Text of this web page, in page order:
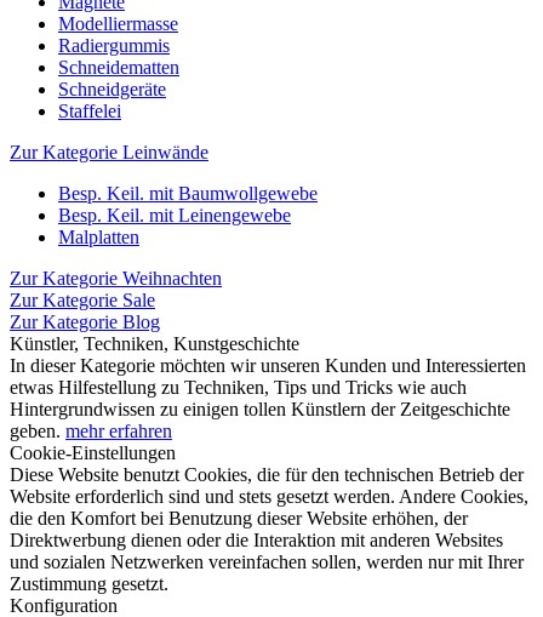
Modelliermasse
Radiergummis
Schneidematten
Schneidgeräte
Staffelei
Zur Kategorie Leinwände
Besp. Keil. mit Baumwollgewebe
Besp. Keil. mit Leinengewebe
Malplatten
Zur Kategorie Weihnachten
Zur Kategorie Sale
Zur Kategorie Blog
Künstler, Techniken, Kunstgeschichte
In dieser Kategorie möchten wir unseren Kunden und Interessierten
etwas Hilfestellung zu Techniken, Tips und Tricks wie auch
Hintergrundwissen zu einigen tollen Künstlern der Zeitgeschichte
geben. mehr erfahren
Cookie-Einstellungen
Diese Website benutzt Cookies, die für den technischen Betrieb der
Website erforderlich sind und stets gesetzt werden. Andere Cookies,
die den Komfort bei Benutzung dieser Website erhöhen, der
Direktwerbung dienen oder die Interaktion mit anderen Websites
und sozialen Netzwerken vereinfachen sollen, werden nur mit Ihrer
Zustimmung gesetzt.
Konfiguration